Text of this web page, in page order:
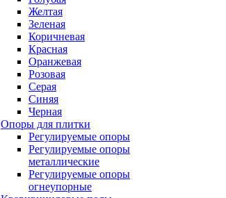
Желтая
Зеленая
Коричневая
Красная
Оранжевая
Розовая
Серая
Синяя
Черная
Опоры для плитки
Регулируемые опоры
Регулируемые опоры
металлические
Регулируемые опоры
огнеупорные